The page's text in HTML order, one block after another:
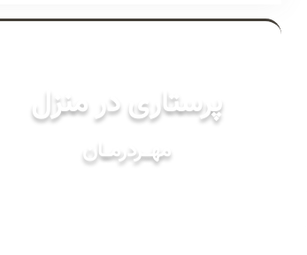
پرستاری در منزل
مهـــردرمـــان